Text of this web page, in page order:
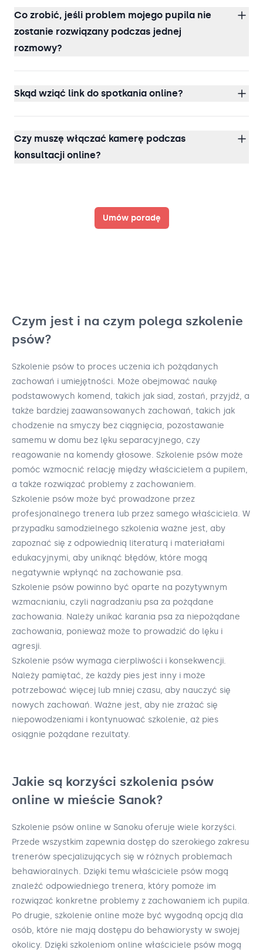
Co zrobić, jeśli problem mojego pupila nie
zostanie rozwiązany podczas jednej
rozmowy?
Skąd wziąć link do spotkania online?
Czy muszę włączać kamerę podczas
konsultacji online?
Umów poradę
Czym jest i na czym polega szkolenie
psów?
Szkolenie psów to proces uczenia ich pożądanych
zachowań i umiejętności. Może obejmować naukę
podstawowych komend, takich jak siad, zostań, przyjdź, a
także bardziej zaawansowanych zachowań, takich jak
chodzenie na smyczy bez ciągnięcia, pozostawanie
samemu w domu bez lęku separacyjnego, czy
reagowanie na komendy głosowe. Szkolenie psów może
pomóc wzmocnić relację między właścicielem a pupilem,
a także rozwiązać problemy z zachowaniem.
Szkolenie psów może być prowadzone przez
profesjonalnego trenera lub przez samego właściciela. W
przypadku samodzielnego szkolenia ważne jest, aby
zapoznać się z odpowiednią literaturą i materiałami
edukacyjnymi, aby uniknąć błędów, które mogą
negatywnie wpłynąć na zachowanie psa.
Szkolenie psów powinno być oparte na pozytywnym
wzmacnianiu, czyli nagradzaniu psa za pożądane
zachowania. Należy unikać karania psa za niepożądane
zachowania, ponieważ może to prowadzić do lęku i
agresji.
Szkolenie psów wymaga cierpliwości i konsekwencji.
Należy pamiętać, że każdy pies jest inny i może
potrzebować więcej lub mniej czasu, aby nauczyć się
nowych zachowań. Ważne jest, aby nie zrażać się
niepowodzeniami i kontynuować szkolenie, aż pies
osiągnie pożądane rezultaty.
Jakie są korzyści szkolenia psów
online w mieście Sanok?
Szkolenie psów online w Sanoku oferuje wiele korzyści.
Przede wszystkim zapewnia dostęp do szerokiego zakresu
trenerów specjalizujących się w różnych problemach
behawioralnych. Dzięki temu właściciele psów mogą
znaleźć odpowiedniego trenera, który pomoże im
rozwiązać konkretne problemy z zachowaniem ich pupila.
Po drugie, szkolenie online może być wygodną opcją dla
osób, które nie mają dostępu do behawiorysty w swojej
okolicy. Dzięki szkoleniom online właściciele psów mogą